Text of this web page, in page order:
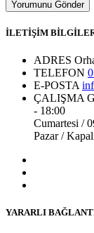
İLETİŞİM
ADRES
TELEFON
E-POSTA
ÇALIŞMA
- 18:00
Cumartesi /
Pazar /
YARARLI